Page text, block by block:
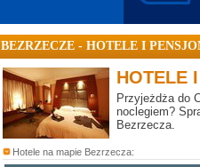
BEZRZECZE - HOTELE I
HOTELE
Przyjeżdża do
noclegiem?
Bezrzecza.
Hotele na mapie Bezrzecza: